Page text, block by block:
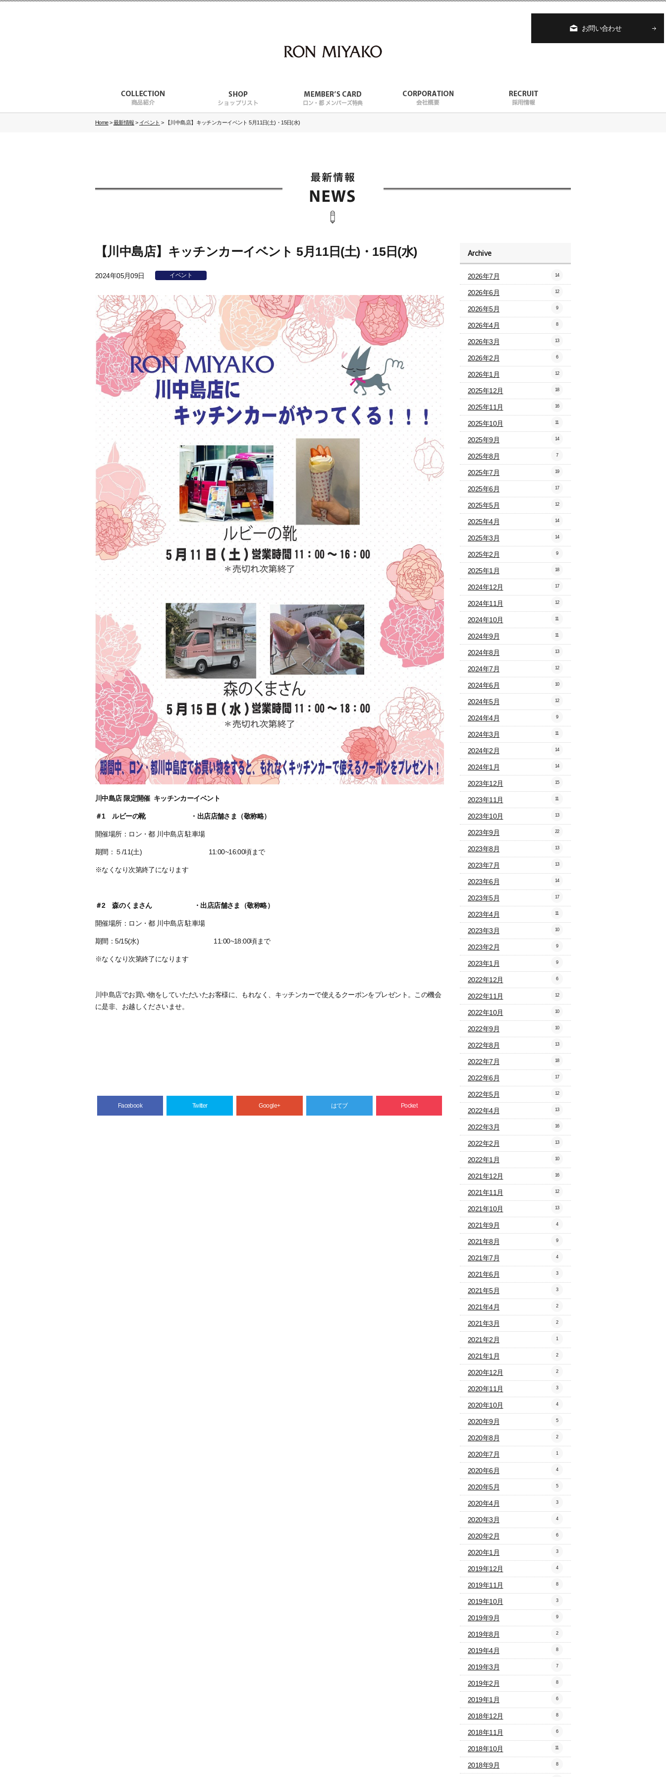
お問い合わせ
Home>最新情報 > イベント > 【川中島店】キッチンカーイベント 5月11日(土)・15日(水)
【川中島店】キッチンカーイベント 5月11日(土)・15日(水)
2024年05月09日 イベント
川中島店 限定開催 キッチンカーイベント
＃1 ルビーの靴 ・出店店舗さま（敬称略）
開催場所：ロン・都 川中島店 駐車場
期間：５/11(土) 11:00~16:00頃まで
※なくなり次第終了になります
＃2 森のくまさん ・出店店舗さま（敬称略）
開催場所：ロン・都 川中島店 駐車場
期間：5/15(水) 11:00~18:00頃まで
※なくなり次第終了になります
川中島店でお買い物をしていただいたお客様に、もれなく、キッチンカーで使えるクーポンをプレゼント。この機会
に是非、お越しくださいませ。
Facebook Twitter Google+ はてブ Pocket
Archive
2026年7月 14
2026年6月 12
2026年5月 9
2026年4月 8
2026年3月 13
2026年2月 6
2026年1月 12
2025年12月 18
2025年11月 16
2025年10月 11
2025年9月 14
2025年8月 7
2025年7月 19
2025年6月 17
2025年5月 12
2025年4月 14
2025年3月 14
2025年2月 9
2025年1月 18
2024年12月 17
2024年11月 12
2024年10月 11
2024年9月 11
2024年8月 13
2024年7月 12
2024年6月 10
2024年5月 12
2024年4月 9
2024年3月 11
2024年2月 14
2024年1月 14
2023年12月 15
2023年11月 11
2023年10月 13
2023年9月 22
2023年8月 13
2023年7月 13
2023年6月 14
2023年5月 17
2023年4月 11
2023年3月 10
2023年2月 9
2023年1月 9
2022年12月 6
2022年11月 12
2022年10月 10
2022年9月 10
2022年8月 13
2022年7月 18
2022年6月 17
2022年5月 12
2022年4月 13
2022年3月 16
2022年2月 13
2022年1月 10
2021年12月 16
2021年11月 12
2021年10月 13
2021年9月 4
2021年8月 9
2021年7月 4
2021年6月 3
2021年5月 3
2021年4月 2
2021年3月 2
2021年2月 1
2021年1月 2
2020年12月 2
2020年11月 3
2020年10月 4
2020年9月 5
2020年8月 2
2020年7月 1
2020年6月 4
2020年5月 5
2020年4月 3
2020年3月 4
2020年2月 6
2020年1月 3
2019年12月 4
2019年11月 8
2019年10月 3
2019年9月 9
2019年8月 2
2019年4月 8
2019年3月 7
2019年2月 8
2019年1月 6
2018年12月 8
2018年11月 6
2018年10月 11
2018年9月 8